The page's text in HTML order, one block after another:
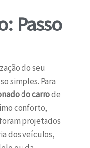
Passo
do seu
simples. Para
do carrode
conforto,
projetados
dos veículos,